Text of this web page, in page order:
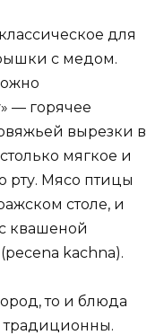
для
с медом.
— горячее
вырезки в
мягкое и
рту. Мясо птицы
столе, и
квашеной
kachna).
то и блюда
традиционны.